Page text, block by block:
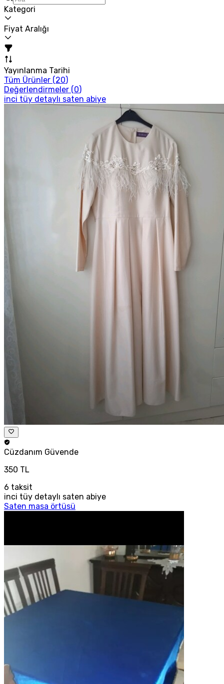
Kategori
Fiyat Aralığı
Yayınlanma Tarihi
Tüm Ürünler (20)
Değerlendirmeler (0)
inci tüy detaylı saten abiye
Cüzdanım Güvende
350 TL
6 taksit
inci tüy detaylı saten abiye
Saten masa örtüsü